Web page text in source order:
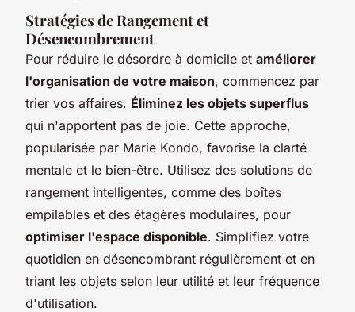
Stratégies de Rangement et
Désencombrement
Pour réduire le désordre à domicile et améliorer
l'organisation de votre maison, commencez par
trier vos affaires. Éliminez les objets superflus
qui n'apportent pas de joie. Cette approche,
popularisée par Marie Kondo, favorise la clarté
mentale et le bien-être. Utilisez des solutions de
rangement intelligentes, comme des boîtes
empilables et des étagères modulaires, pour
optimiser l'espace disponible. Simplifiez votre
quotidien en désencombrant régulièrement et en
triant les objets selon leur utilité et leur fréquence
d'utilisation.